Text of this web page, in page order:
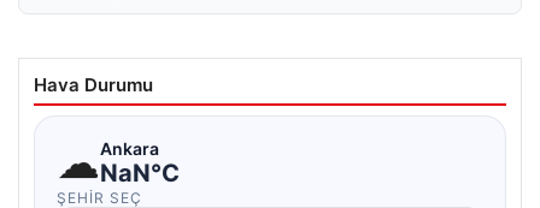
Hava Durumu
☁Ankara
NaN°C
ŞEHIR SEÇ